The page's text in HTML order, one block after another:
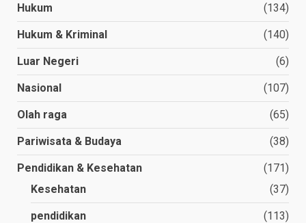
Hukum (134)
Hukum & Kriminal (140)
Luar Negeri (6)
Nasional (107)
Olah raga (65)
Pariwisata & Budaya (38)
Pendidikan & Kesehatan
(171)
Kesehatan
(37)
pendidikan (113)